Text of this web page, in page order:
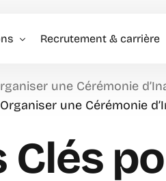
& Hôtes
Recrutement & carrière
une Cérémonie
Organiser une Cérémonie
Clés